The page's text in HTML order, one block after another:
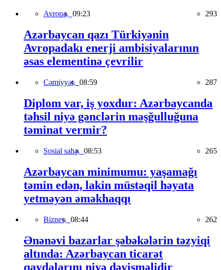
Avropa, 09:23 293
Azərbaycan qazı Türkiyənin
Avropadakı enerji ambisiyalarının
əsas elementinə çevrilir
Cəmiyyət, 08:59 287
Diplom var, iş yoxdur: Azərbaycanda
təhsil niyə gənclərin məşğulluğuna
təminat vermir?
Sosial sahə, 08:53 265
Azərbaycan minimumu: yaşamağı
təmin edən, lakin müstəqil həyata
yetməyən əməkhaqqı
Biznes, 08:44 262
Ənənəvi bazarlar şəbəkələrin təzyiqi
altında: Azərbaycan ticarət
qaydalarını niyə dəyişməlidir